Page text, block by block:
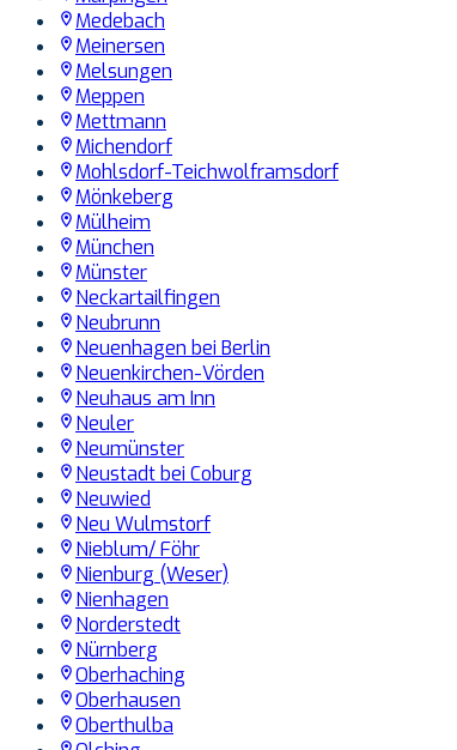
Medebach
Meinersen
Melsungen
Meppen
Mettmann
Michendorf
Mohlsdorf-Teichwolframsdorf
Mönkeberg
Mülheim
München
Münster
Neckartailfingen
Neubrunn
Neuenhagen bei Berlin
Neuenkirchen-Vörden
Neuhaus am Inn
Neuler
Neumünster
Neustadt bei Coburg
Neuwied
Neu Wulmstorf
Nieblum/ Föhr
Nienburg (Weser)
Nienhagen
Norderstedt
Nürnberg
Oberhaching
Oberhausen
Oberthulba